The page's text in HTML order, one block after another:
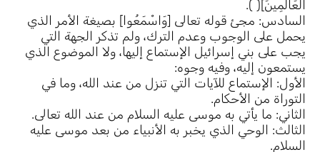
الْعَالَمِينَ]( ).
السادس: مجئ قوله تعالى [وَاسْمَعُوا] بصيغة الأمر الذي
يحمل على الوجوب وعدم الترك، ولم تذكر الجهة التي
يجب على بني إسرائيل الإستماع إليها، ولا الموضوع الذي
يستمعون إليه، وفيه وجوه:
الأول: الإستماع للآيات التي تنزل من عند الله، وما في
التوراة من الأحكام.
الثاني: ما يأتي به موسى عليه السلام من عند الله تعالى.
الثالث: الوحي الذي يخبر به الأنبياء من بعد موسى عليه
السلام.